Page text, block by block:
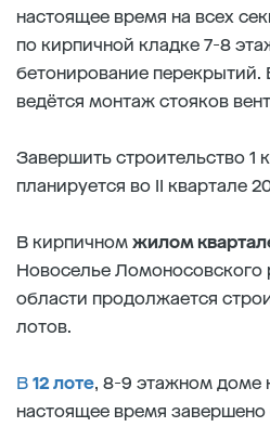
настоящее время на всех
по кирпичной кладке 7-8
бетонирование перекрытий.
ведётся монтаж стояков
Завершить строительство 1
планируется во II квартале
В кирпичном жилом
Новоселье Ломоносовского
области продолжается
лотов.
В 12 лоте, 8-9 этажном доме
настоящее время завершено